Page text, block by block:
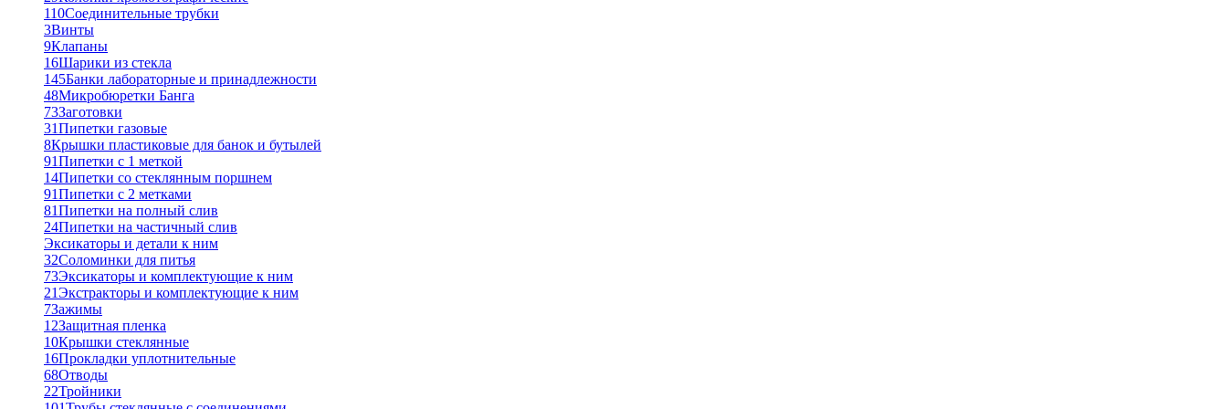
110Соединительные трубки
3Винты
9Клапаны
16Шарики из стекла
145Банки лабораторные и принадлежности
48Микробюретки Банга
73Заготовки
31Пипетки газовые
8Крышки пластиковые для банок и бутылей
91Пипетки с 1 меткой
14Пипетки со стеклянным поршнем
91Пипетки с 2 метками
81Пипетки на полный слив
24Пипетки на частичный слив
Эксикаторы и детали к ним
32Соломинки для питья
73Эксикаторы и комплектующие к ним
21Экстракторы и комплектующие к ним
7Зажимы
12Защитная пленка
10Крышки стеклянные
16Прокладки уплотнительные
68Отводы
22Тройники